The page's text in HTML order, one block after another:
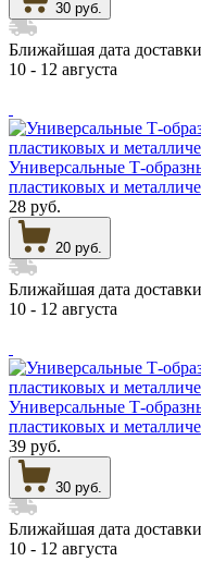
30 руб.
Ближайшая дата доставки
10 - 12 августа
Универсальные Т-
пластиковых и
28 руб.
20 руб.
Ближайшая дата доставки
10 - 12 августа
Универсальные Т-
пластиковых и
39 руб.
30 руб.
Ближайшая дата доставки
10 - 12 августа